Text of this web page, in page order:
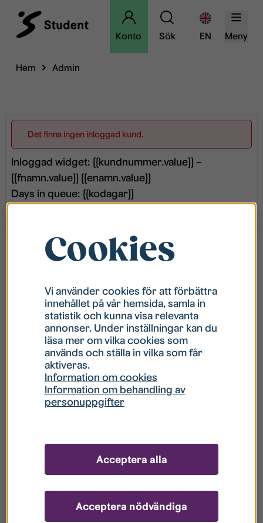
Konto Sök EN Meny
Hem Admin
Det finns ingen inloggad kund.
Inloggad widget: {{kundnummer.value}} –
{{fnamn.value}} {{enamn.value}}
Days in queue: {{kodagar}}
Cookies
Vi använder cookies för att förbättra
innehållet på vår hemsida, samla in
statistik och kunna visa relevanta
annonser. Under inställningar kan du
läsa mer om vilka cookies som
används och ställa in vilka som får
aktiveras.
Information om cookies
Information om behandling av
personuppgifter
Acceptera nödvändiga
Acceptera alla